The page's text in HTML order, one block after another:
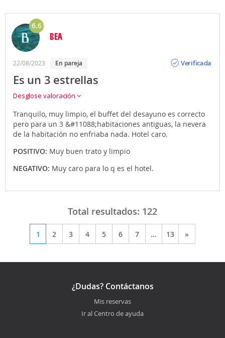
6.6
BEA
22/08/2023 en pareja
Verificada
Es un 3 estrellas
Desglose valoración
Tranquilo, muy limpio, el buffet del desayuno es correcto
pero para un 3 &#11088;habitaciones antiguas, la nevera
de la habitación no enfriaba nada. Hotel caro.
POSITIVO: Muy buen trato y limpio
NEGATIVO: Muy caro para lo q es el hotel.
Total resultados: 122
1 2 3 4 5 6 7 ... 13 »
¿Dudas? Contáctanos
Mis reservas
Ir al Centro de ayuda